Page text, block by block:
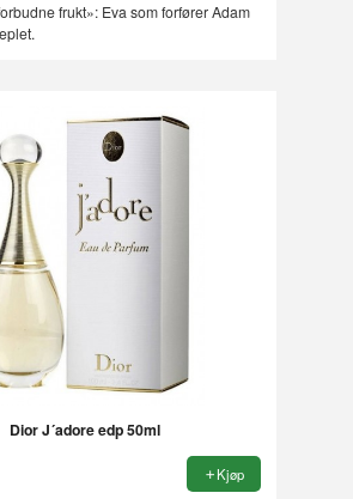
frukt»: Eva som forfører Adam
Dior J´adore edp 50ml
Kjøp